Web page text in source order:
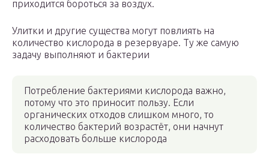
приходится бороться за воздух.
Улитки и другие существа могут повлиять на
количество кислорода в резервуаре. Ту же самую
задачу выполняют и бактерии
Потребление бактериями кислорода важно,
потому что это приносит пользу. Если
органических отходов слишком много, то
количество бактерий возрастёт, они начнут
расходовать больше кислорода